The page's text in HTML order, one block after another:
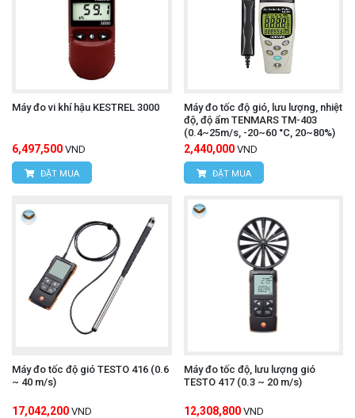
Máy đo vi khí hậu KESTREL 3000
6,497,500 VND
ĐẶT MUA
Máy đo tốc độ gió, lưu lượng, nhiệt
độ, độ ẩm TENMARS TM-403
(0.4~25m/s, -20~60 °C, 20~80%)
2,440,000 VND
ĐẶT MUA
Máy đo tốc độ gió TESTO 416 (0.6
~ 40 m/s)
17,042,200 VND
Máy đo tốc độ, lưu lượng gió
TESTO 417 (0.3 ~ 20 m/s)
12,308,800 VND